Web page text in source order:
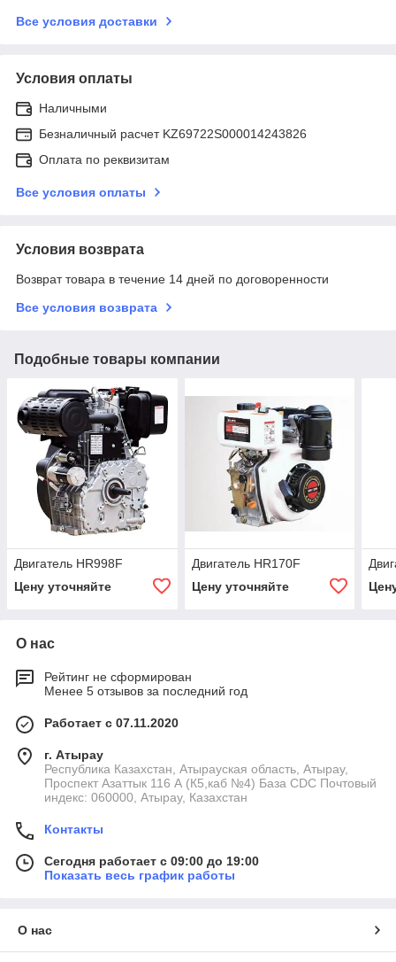
Все условия доставки
Условия оплаты
Наличными
Безналичный расчет KZ69722S000014243826
Оплата по реквизитам
Все условия оплаты
Условия возврата
Возврат товара в течение 14 дней по договоренности
Все условия возврата
Подобные товары компании
Двигатель HR998F
Цену уточняйте
Двигатель HR170F
Цену уточняйте
О нас
Рейтинг не сформирован
Менее 5 отзывов за последний год
Работает с 07.11.2020
г. Атырау
Республика Казахстан, Атырауская область, Атырау,
Проспект Азаттык 116 А (К5,каб №4) База CDC Почтовый
индекс: 060000, Атырау, Казахстан
Контакты
Сегодня работает с 09:00 до 19:00
Показать весь график работы
О нас